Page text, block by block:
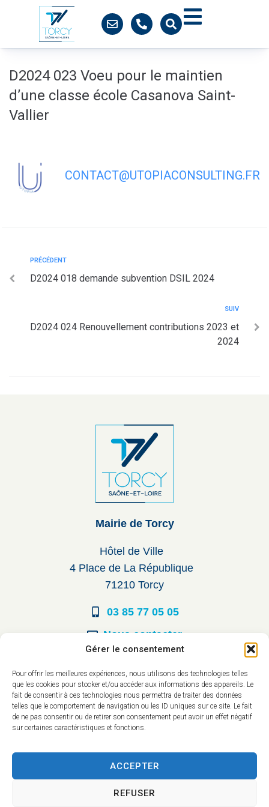
Gérer le consentement
Pour offrir les meilleures expériences, nous utilisons des technologies telles
que les cookies pour stocker et/ou accéder aux informations des appareils. Le
fait de consentir à ces technologies nous permettra de traiter des données
telles que le comportement de navigation ou les ID uniques sur ce site. Le fait
de ne pas consentir ou de retirer son consentement peut avoir un effet négatif
sur certaines caractéristiques et fonctions.
ACCEPTER
REFUSER
D2024 023 Voeu pour le maintien
d’une classe école Casanova Saint-
Vallier
CONTACT@UTOPIACONSULTING.FR
PRÉCÉDENT
D2024 018 demande subvention DSIL 2024
SUIV
D2024 024 Renouvellement contributions 2023 et
2024
Mairie de Torcy
Hôtel de Ville
4 Place de La République
71210 Torcy
03 85 77 05 05
Nous contacter
Du lundi au vendredi :
8h30 à 12h00